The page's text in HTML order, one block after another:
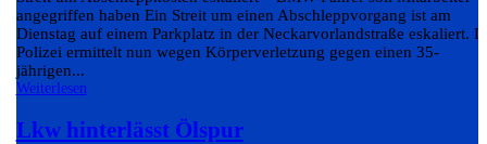
angegriffen haben Ein Streit um einen Abschleppvorgang ist am
Dienstag auf einem Parkplatz in der Neckarvorlandstraße eskaliert.
Polizei ermittelt nun wegen Körperverletzung gegen einen 35-
jährigen...
Weiterlesen
Lkw hinterlässt Ölspur